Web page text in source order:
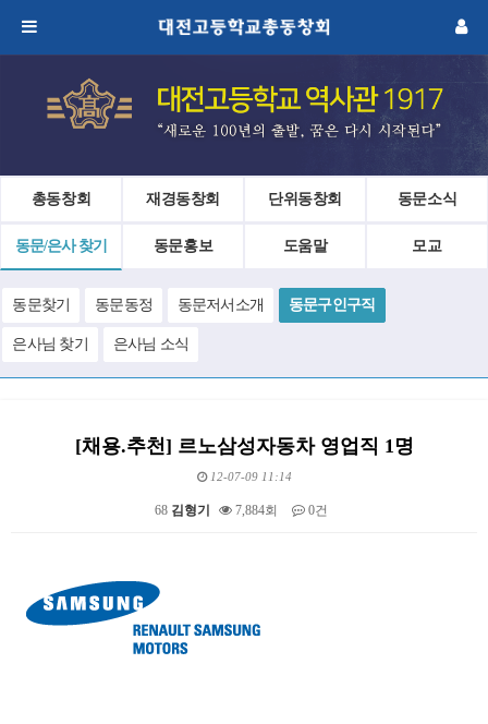
총동창회 재경동창회 단위동창회 동문소식
동문/은사 찾기 동문홍보 도움말 모교
동문찾기 동문동정 동문저서소개 동문구인구직
은사님 찾기 은사님 소식
[채용.추천] 르노삼성자동차 영업직 1명
12-07-09 11:14
68 김형기 7,884회 0건